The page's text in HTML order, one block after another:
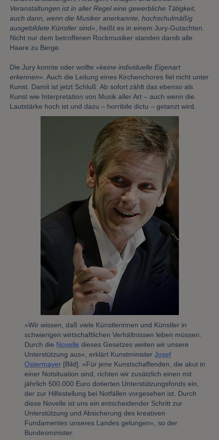
Veranstaltungen ist in aller Regel eine gewerbliche Tätigkeit,
auch dann, wenn die Musiker anerkannte, hochschulmäßig
ausgebildete Künstler sind«, heißt es in einem Jury-Gutachten.
Nicht nur dem betroffenen Rockmusiker standen darob alle
Haare zu Berge.
Die Jury konnte oder wollte »keine individuelle Eigenart
erkennen«. Auch die Leitung eines Kirchenchores fiel nicht unter
Kunst. Damit ist jetzt Schluß. Ab sofort zählt das ebenso als
Kunst wie Interpretation von Musik aller Art – auch wenn die
Lautstärke hoch ist und dazu – horribile dictu – getanzt wird.
»Wir wissen, daß viele Künstlerinnen und Künstler in
schwierigen wirtschaftlichen Verhältnissen leben müssen.
Durch die Novelle dieses Gesetzes weiten wir unsere
Unterstützung aus«, erklärt Kunstminister Josef
Ostermayer [Bild]. »Für jene Kunstschaffenden, die akut in
einer Notsituation sind, richten wir zusätzlich einen mit
jährlich 500.000 Euro dotierten Unterstützungsfonds ein,
der zur Hilfestellung bei Notfällen vorgesehen ist. Durch
diese Novelle ist uns ein entscheidender Schritt zur
Unterstützung und Absicherung des kreativen
Fundamentes unseres Landes gelungen«, so der
Bundesminister.